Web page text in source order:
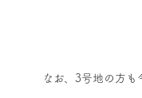
なお、3号地の方も